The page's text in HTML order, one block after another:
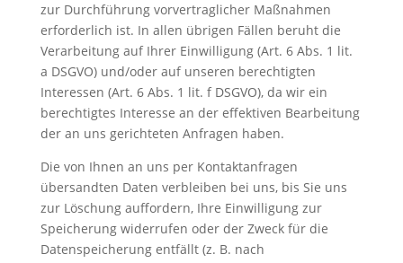
zur Durchführung vorvertraglicher Maßnahmen
erforderlich ist. In allen übrigen Fällen beruht die
Verarbeitung auf Ihrer Einwilligung (Art. 6 Abs. 1 lit.
a DSGVO) und/oder auf unseren berechtigten
Interessen (Art. 6 Abs. 1 lit. f DSGVO), da wir ein
berechtigtes Interesse an der effektiven Bearbeitung
der an uns gerichteten Anfragen haben.
Die von Ihnen an uns per Kontaktanfragen
übersandten Daten verbleiben bei uns, bis Sie uns
zur Löschung auffordern, Ihre Einwilligung zur
Speicherung widerrufen oder der Zweck für die
Datenspeicherung entfällt (z. B. nach